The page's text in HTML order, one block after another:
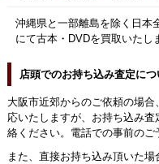
沖縄県と一部離島を除く日本
にて古本・DVDを買取いたし
店頭でのお持ち込み査定につ
大阪市近郊からのご依頼の場
応いたしますが、お持ち込み
絡ください。電話での事前のご
また、直接お持ち込み頂いた